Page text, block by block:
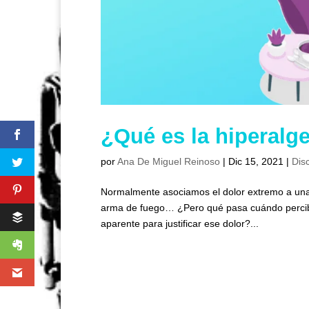
¿Qué es la
porAna De Miguel Reinoso | Dic 15, 2021 |
Normalmente asociamos el dolor extremo a
arma de fuego… ¿Pero qué pasa cuándo
aparente para justificar ese dolor?...